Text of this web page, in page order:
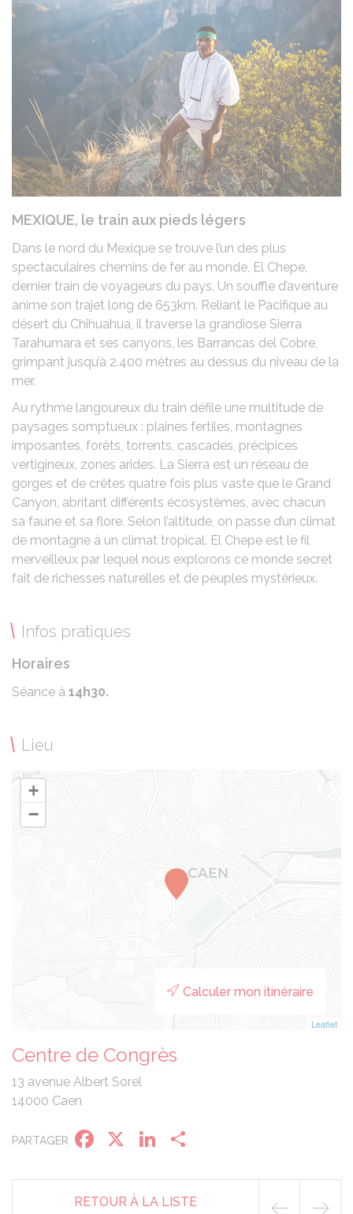
MEXIQUE, le train aux pieds légers
Dans le nord du Mexique se trouve l’un des plus
spectaculaires chemins de fer au monde, El Chepe,
dernier train de voyageurs du pays. Un souffle d’aventure
anime son trajet long de 653km. Reliant le Pacifique au
désert du Chihuahua, il traverse la grandiose Sierra
Tarahumara et ses canyons, les Barrancas del Cobre,
grimpant jusqu’à 2.400 mètres au dessus du niveau de la
mer.
Au rythme langoureux du train défile une multitude de
paysages somptueux : plaines fertiles, montagnes
imposantes, forêts, torrents, cascades, précipices
vertigineux, zones arides. La Sierra est un réseau de
gorges et de crêtes quatre fois plus vaste que le Grand
Canyon, abritant différents écosystèmes, avec chacun
sa faune et sa flore. Selon l’altitude, on passe d’un climat
de montagne à un climat tropical. El Chepe est le fil
merveilleux par lequel nous explorons ce monde secret
fait de richesses naturelles et de peuples mystérieux.
Infos pratiques
Horaires
Séance à 14h30.
Lieu
+
−
Leaflet
Calculer mon itinéraire
Centre de Congrès
13 avenue Albert Sorel
14000 Caen
PARTAGER Facebook
X LinkedIn
RETOUR À LA LISTE